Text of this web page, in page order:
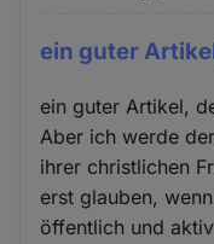
ein guter
ein guter Artikel,
Aber ich werde
ihrer christlichen
erst glauben,
öffentlich und